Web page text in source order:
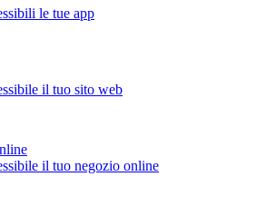
le tue app
il tuo sito web
il tuo negozio online